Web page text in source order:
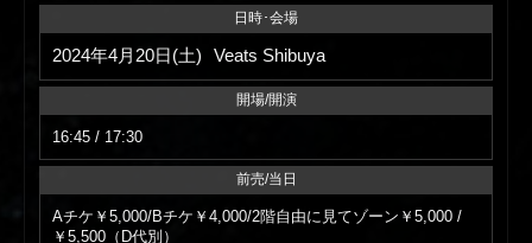
09月 日時･会場
2024年4月20日(土) Veats Shibuya
開場/開演
16:45 / 17:30
前売/当日
Aチケ￥5,000/Bチケ￥4,000/2階自由に見てゾーン￥5,000 /
￥5,500（D代別）